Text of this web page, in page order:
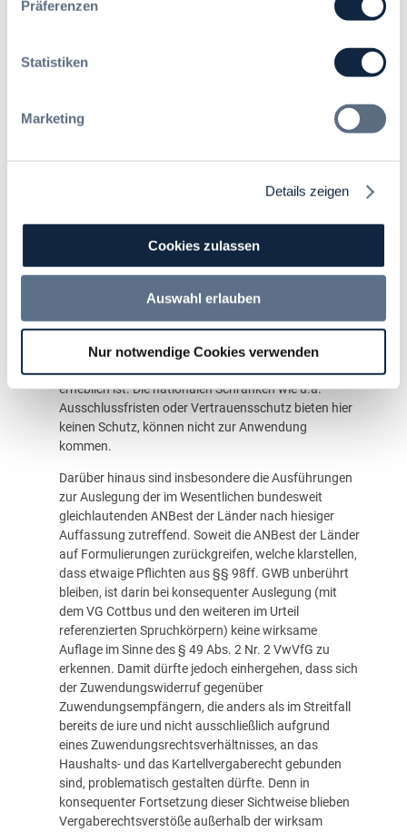
Präferenzen
Statistiken
Marketing
Details zeigen
Cookies zulassen
Auswahl erlauben
Nur notwendige Cookies verwenden
abschließenden Regelungssystematik zum
Niedersächsisches OVG, Beschluss vom 19.05.2021
Rechtliche Würdigung
Entscheidung des VG Cottbus enthält nicht nur einige
zutreffende Verweise auf die einschlägige
Kontext des Zuwendungsvergaberechts.
Festzuhalten ist im Kern zunächst (erneut), dass bei
durch EU-Mittel gewährten Zuwendungen das Risiko
der Rückforderung/ Kürzung bei Vergabefehlern
erheblich ist. Die nationalen Schranken wie u.a.
Ausschlussfristen oder Vertrauensschutz bieten hier
keinen Schutz, können nicht zur Anwendung
kommen.
Darüber hinaus sind insbesondere die Ausführungen
zur Auslegung der im Wesentlichen bundesweit
gleichlautenden ANBest der Länder nach hiesiger
Auffassung zutreffend. Soweit die ANBest der Länder
auf Formulierungen zurückgreifen, welche klarstellen,
dass etwaige Pflichten aus §§ 98ff. GWB unberührt
bleiben, ist darin bei konsequenter Auslegung (mit
dem VG Cottbus und den weiteren im Urteil
referenzierten Spruchkörpern) keine wirksame
Auflage im Sinne des § 49 Abs. 2 Nr. 2 VwVfG zu
erkennen. Damit dürfte jedoch einhergehen, dass sich
der Zuwendungswiderruf gegenüber
Zuwendungsempfängern, die anders als im Streitfall
bereits de iure und nicht ausschließlich aufgrund
eines Zuwendungsrechtsverhältnisses, an das
Haushalts- und das Kartellvergaberecht gebunden
sind, problematisch gestalten dürfte. Denn in
konsequenter Fortsetzung dieser Sichtweise blieben
Vergaberechtsverstöße außerhalb der wirksam